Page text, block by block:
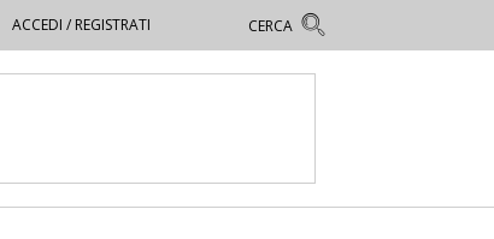
ACCEDI / REGISTRATI